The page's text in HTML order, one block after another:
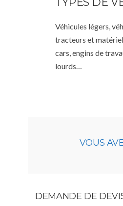
Véhicules légers,
tracteurs et
cars, engins de
lourds…
VOUS
DEMANDE DE